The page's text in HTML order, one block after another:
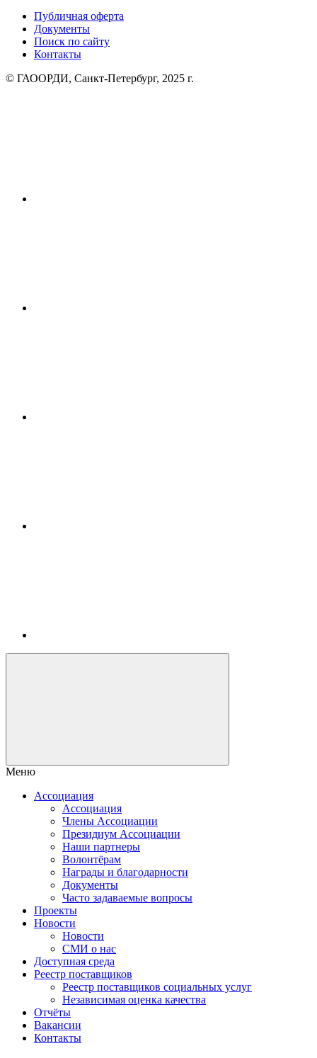
Публичная оферта
Документы
Поиск по сайту
Контакты
© ГАООРДИ, Санкт-Петербург, 2025 г.
Меню
Ассоциация
Ассоциация
Члены Ассоциации
Президиум Ассоциации
Наши партнеры
Волонтёрам
Награды и благодарности
Документы
Часто задаваемые вопросы
Проекты
Новости
Новости
СМИ о нас
Доступная среда
Реестр поставщиков
Реестр поставщиков социальных услуг
Независимая оценка качества
Отчёты
Вакансии
Контакты